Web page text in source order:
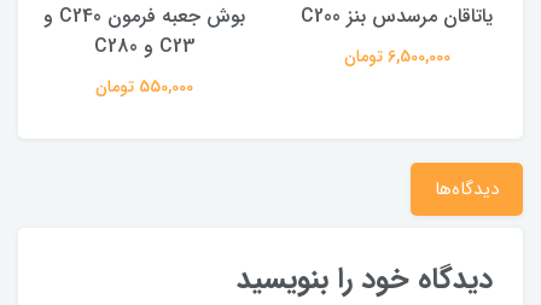
یاتاقان مرسدس بنز C200
6,500,000 تومان
بوش جعبه فرمون C240 و
C23 و C280
550,000 تومان
دیدگاه‌ها
دیدگاه خود را بنویسید